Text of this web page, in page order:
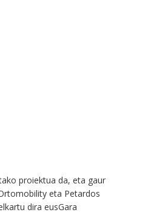
proiektua da, eta gaur
eta Petardos
dira eusGara